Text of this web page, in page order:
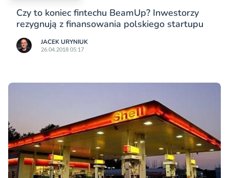
Czy to koniec fintechu BeamUp? Inwestorzy
rezygnują z finansowania polskiego startupu
JACEK URYNIUK
26.04.2018 05:17